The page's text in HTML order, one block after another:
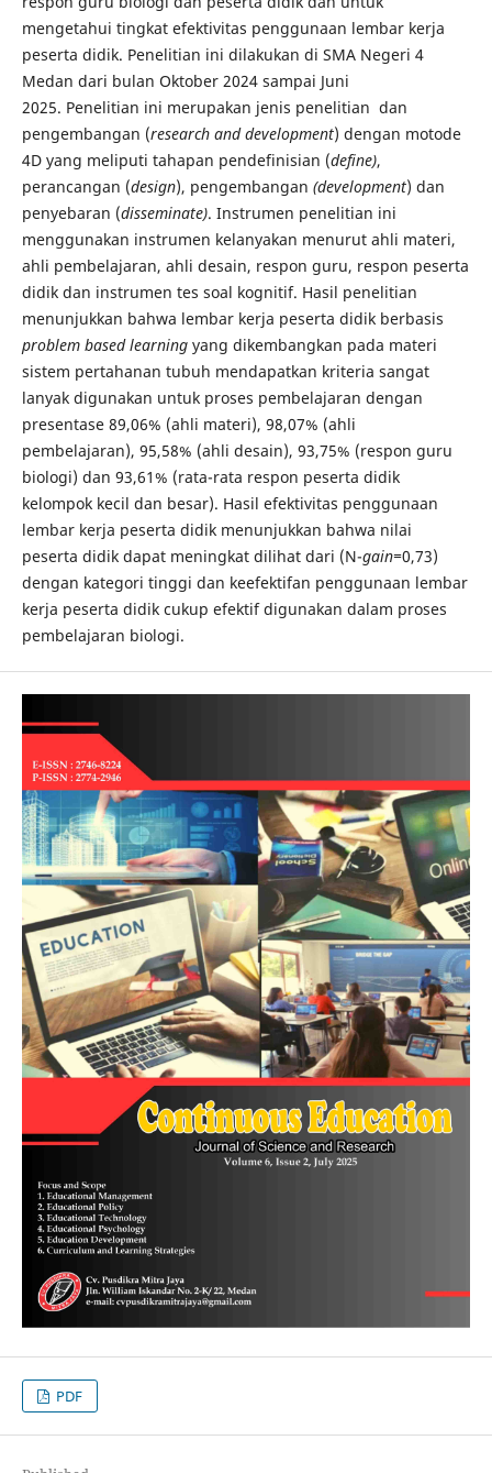
mengetahui tingkat efektivitas penggunaan lembar kerja
peserta didik. Penelitian ini dilakukan di SMA Negeri 4
Medan dari bulan Oktober 2024 sampai Juni
2025. Penelitian ini merupakan jenis penelitian dan
pengembangan (research and development) dengan motode
4D yang meliputi tahapan pendefinisian (define),
perancangan (design), pengembangan (development) dan
penyebaran (disseminate). Instrumen penelitian ini
menggunakan instrumen kelanyakan menurut ahli materi,
ahli pembelajaran, ahli desain, respon guru, respon peserta
didik dan instrumen tes soal kognitif. Hasil penelitian
menunjukkan bahwa lembar kerja peserta didik berbasis
problem based learningyang dikembangkan pada materi
sistem pertahanan tubuh mendapatkan kriteria sangat
lanyak digunakan untuk proses pembelajaran dengan
presentase 89,06% (ahli materi), 98,07% (ahli
pembelajaran), 95,58% (ahli desain), 93,75% (respon guru
biologi) dan 93,61% (rata-rata respon peserta didik
kelompok kecil dan besar). Hasil efektivitas penggunaan
lembar kerja peserta didik menunjukkan bahwa nilai
peserta didik dapat meningkat dilihat dari (N-gain=0,73)
dengan kategori tinggi dan keefektifan penggunaan lembar
kerja peserta didik cukup efektif digunakan dalam proses
pembelajaran biologi.
PDF